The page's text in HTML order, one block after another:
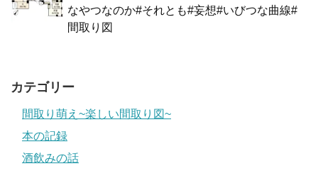
なやつなのか#それとも#妄想#いびつな曲線#
間取り図
カテゴリー
間取り萌え~楽しい間取り図~
本の記録
酒飲みの話